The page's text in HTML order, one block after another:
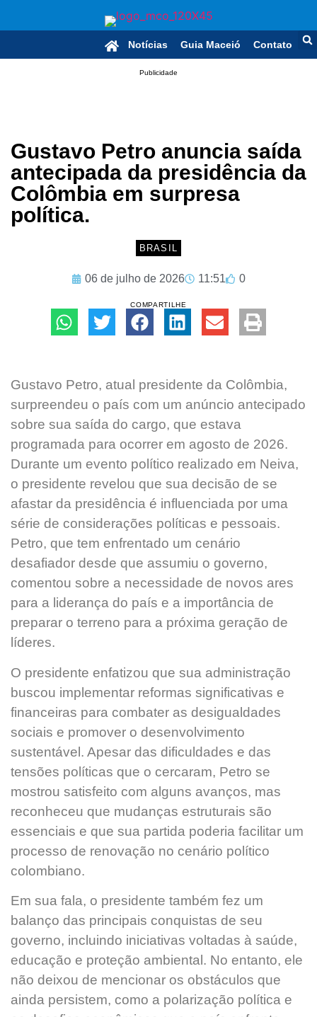
Notícias Guia Maceió Contato
Publicidade
Gustavo Petro anuncia saída
antecipada da presidência da
Colômbia em surpresa
política.
BRASIL
06 de julho de 2026 11:51 0
COMPARTILHE
Gustavo Petro, atual presidente da Colômbia,
surpreendeu o país com um anúncio antecipado
sobre sua saída do cargo, que estava
programada para ocorrer em agosto de 2026.
Durante um evento político realizado em Neiva,
o presidente revelou que sua decisão de se
afastar da presidência é influenciada por uma
série de considerações políticas e pessoais.
Petro, que tem enfrentado um cenário
desafiador desde que assumiu o governo,
comentou sobre a necessidade de novos ares
para a liderança do país e a importância de
preparar o terreno para a próxima geração de
líderes.
O presidente enfatizou que sua administração
buscou implementar reformas significativas e
financeiras para combater as desigualdades
sociais e promover o desenvolvimento
sustentável. Apesar das dificuldades e das
tensões políticas que o cercaram, Petro se
mostrou satisfeito com alguns avanços, mas
reconheceu que mudanças estruturais são
essenciais e que sua partida poderia facilitar um
processo de renovação no cenário político
colombiano.
Em sua fala, o presidente também fez um
balanço das principais conquistas de seu
governo, incluindo iniciativas voltadas à saúde,
educação e proteção ambiental. No entanto, ele
não deixou de mencionar os obstáculos que
ainda persistem, como a polarização política e